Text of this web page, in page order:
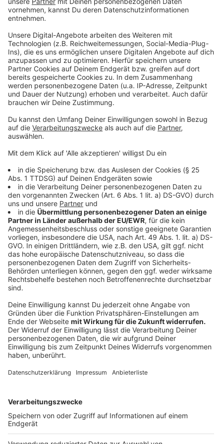
Anzeige
So hört sich das neue Album von Joris an
Anzeige
Anzeige
Die Single "das leben ist..." vom neuen Album
von Joris
Anzeige
Wir benötigen Ihre
Zustimmung, um den YouTube
Video-Service zu laden!
Wir verwenden einen Service eines
Drittanbieters, um Videoinhalte
einzubetten. Dieser Service kann
sammeln. Bitte lesen Sie die
Details durch und stimmen Sie der
Nutzung des Service zu, um dieses
Video anzusehen.
powered by
Management Platform
Das vierte Studioalbum von Joris ist da. Es heißt "viel
Anzeige